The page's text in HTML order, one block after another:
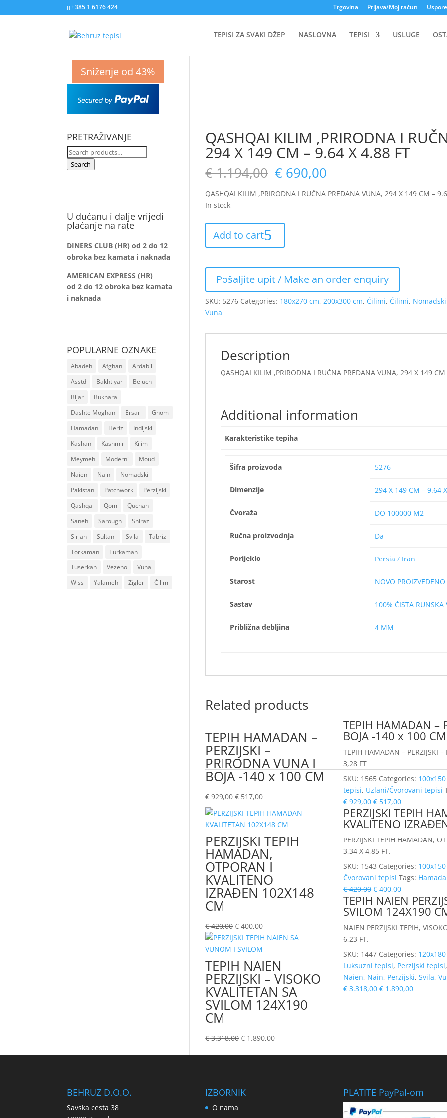
+385 1 6176 424 Trgovina Prijava/Moj račun
TEPISI ZA SVAKI DŽEP NASLOVNA TEPISI USLUGE
Sniženje od 42%
QASHQAI KILIM ,PRIRODNA I
294 X 149 CM – 9.64 X 4.88 FT
€1.194,00 € 690,00
QASHQAI KILIM ,PRIRODNA I RUČNA PREDANA VUNA, 294 X 149 CM –
In stock
Add to cart
SKU: 5276 Categories: 180x270 cm,200x300 cm, Ćilimi, Ćilimi,
Vuna
Description
QASHQAI KILIM ,PRIRODNA I RUČNA PREDANA VUNA, 294 X 149
Additional information
Karakteristike tepiha
Šifra proizvoda 5276
Dimenzije 294 X 149 CM – 9.64
Čvoraža DO 100000 M2
Ručna proizvodnja Da
Porijeklo Persia / Iran
Starost NOVO PROIZVEDENO
Sastav 100% ČISTA RUNSKA
Približna debljina 4 MM
Related products
Sniženje od 44%
TEPIH HAMADAN –
PERZIJSKI –
PRIRODNA VUNA I
BOJA -140 x 100 CM
€929,00 € 517,00
TEPIH HAMADAN –
BOJA -140 x 100 CM
TEPIH HAMADAN – PERZIJSKI
3,28 FT
SKU: 1565 Categories:
tepisi, Uzlani/Čvorovani tepisi
€929,00 € 517,00
Sniženje od 5%
PERZIJSKI TEPIH
HAMADAN,
OTPORAN I
KVALITENO
IZRAĐEN 102X148
CM
€420,00 € 400,00
PERZIJSKI TEPIH
KVALITENO
PERZIJSKI TEPIH HAMADAN,
3,34 X 4,85 FT.
SKU: 1543 Categories:
Čvorovani tepisi Tags:
€420,00 € 400,00
Sniženje od 43%
TEPIH NAIEN
PERZIJSKI – VISOKO
KVALITETAN SA
SVILOM 124X190
CM
€3.318,00 € 1.890,00
TEPIH NAIEN
SVILOM 124X190
NAIEN PERZIJSKI TEPIH,
6,23 FT.
SKU: 1447 Categories:
Luksuzni tepisi, Perzijski tepisi
Naien, Nain, Perzijski,Svila,
€3.318,00 € 1.890,00
PRETRAŽIVANJE
Search
for:
Search
U dućanu i dalje vrijedi
plaćanje na rate
DINERS CLUB (HR) od 2 do 12
obroka bez kamata i naknada
AMERICAN EXPRESS (HR)
od 2 do 12obroka bez kamata
i naknada
POPULARNE OZNAKE
Abadeh Afghan
Ardabil
Asstd
Bakhtiyar
Beluch
Bijar
Bukhara
Dashte Moghan
Ersari
Ghom
Hamadan
Heriz
Indijski
Kashan
Kashmir
Kilim
Meymeh
Moderni
Moud
Naien
Nain
Nomadski
Pakistan
Patchwork
Perzijski
Qashqai
Qom
Quchan
Saneh
Sarough
Shiraz
Sirjan
Sultani Svila
Tabriz
Torkaman
Turkaman
Tuserkan
Vezeno
Vuna
Wiss
Yalameh Zigler Ćilim
BEHRUZ D.O.O.
Savska cesta 38
IZBORNIK
O nama
PLATITE PayPal-om